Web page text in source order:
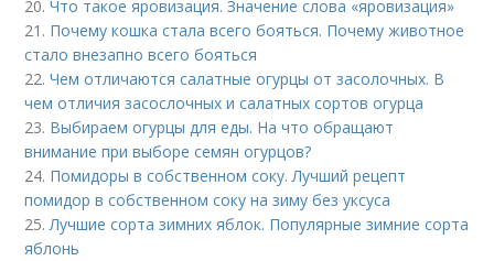
20.Что такое яровизация. Значение слова «яровизация»
21. Почему кошка стала всего бояться. Почему животное
стало внезапно всего бояться
22.Чем отличаются салатные огурцы от засолочных. В
чем отличия засослочных и салатных сортов огурца
23. Выбираем огурцы для еды. На что обращают
внимание при выборе семян огурцов?
24. Помидоры в собственном соку. Лучший рецепт
помидор в собственном соку на зиму без уксуса
25.Лучшие сорта зимних яблок. Популярные зимние сорта
яблонь